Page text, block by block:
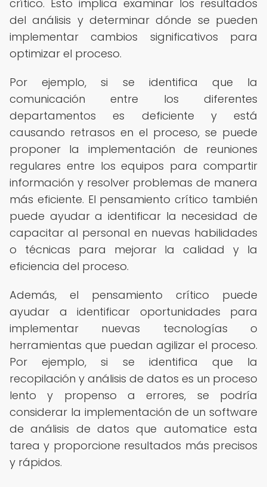
crítico. Esto implica examinar los resultados
del análisis y determinar dónde se pueden
implementar cambios significativos para
optimizar el proceso.
Por ejemplo, si se identifica que la
comunicación entre los diferentes
departamentos es deficiente y está
causando retrasos en el proceso, se puede
proponer la implementación de reuniones
regulares entre los equipos para compartir
información y resolver problemas de manera
más eficiente. El pensamiento crítico también
puede ayudar a identificar la necesidad de
capacitar al personal en nuevas habilidades
o técnicas para mejorar la calidad y la
eficiencia del proceso.
Además, el pensamiento crítico puede
ayudar a identificar oportunidades para
implementar nuevas tecnologías o
herramientas que puedan agilizar el proceso.
Por ejemplo, si se identifica que la
recopilación y análisis de datos es un proceso
lento y propenso a errores, se podría
considerar la implementación de un software
de análisis de datos que automatice esta
tarea y proporcione resultados más precisos
y rápidos.